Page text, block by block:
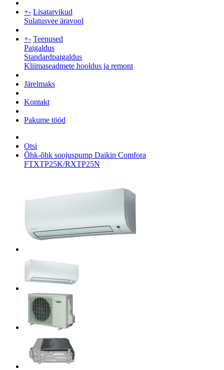
+- Lisatarvikud
Sulatusvee äravool
+- Teenused
Paigaldus
Standardpaigaldus
Kliimaseadmete hooldus ja remont
Järelmaks
Kontakt
Pakume tööd
Otsi
Õhk-õhk soojuspump Daikin Comfora
FTXTP25K/RXTP25N